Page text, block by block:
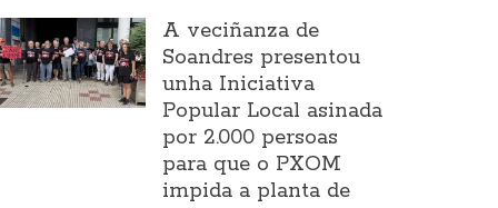
A veciñanza de
Soandres presentou
unha Iniciativa
Popular Local asinada
por 2.000 persoas
para que o PXOM
impida a planta de